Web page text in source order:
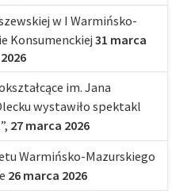
w I Warmińsko-
Konsumenckiej 31 marca
2026
im. Jana
wystawiło spektakl
27 marca 2026
Warmińsko-Mazurskiego
26 marca 2026